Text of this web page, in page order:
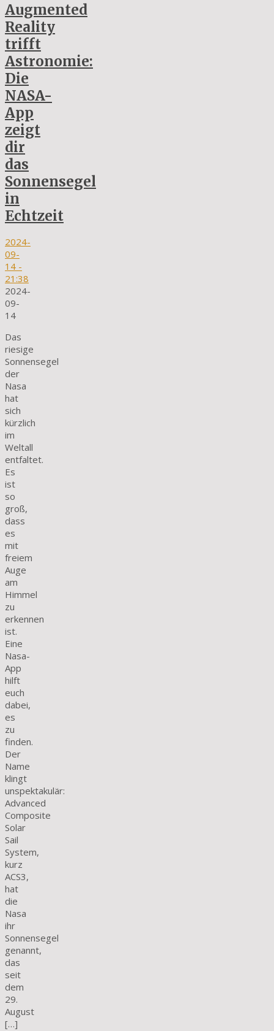
Augmented
Reality
trifft
Astronomie:
Die
NASA-
App
zeigt
dir
das
Sonnensegel
in
Echtzeit
2024-
09-
14 -
21:38
2024-
09-
14
Das
riesige
Sonnensegel
der
Nasa
hat
sich
kürzlich
im
Weltall
entfaltet.
Es
ist
so
groß,
dass
es
mit
freiem
Auge
am
Himmel
zu
erkennen
ist.
Eine
Nasa-
App
hilft
euch
dabei,
es
zu
finden.
Der
Name
klingt
unspektakulär:
Advanced
Composite
Solar
Sail
System,
kurz
ACS3,
hat
die
Nasa
ihr
Sonnensegel
genannt,
das
seit
dem
29.
August
[…]